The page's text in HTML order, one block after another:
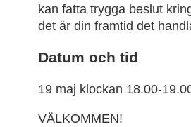
kan fatta trygga beslut
det är din framtid det
Datum och tid
19 maj klockan 18.00-
VÄLKOMMEN!